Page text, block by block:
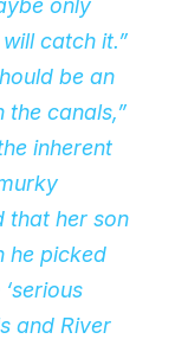
only
catch it.”
be an
the canals,”
inherent
that her son
he picked
and River